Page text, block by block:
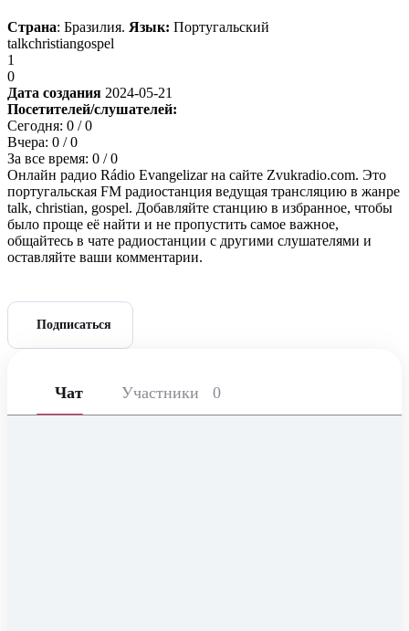
Страна: Бразилия. Язык: Португальский
talkchristiangospel
1
0
Дата создания 2024-05-21
Посетителей/слушателей:
Сегодня: 0 / 0
Вчера: 0 / 0
За все время: 0 / 0
Онлайн радио Rádio Evangelizar на сайте Zvukradio.com. Это
португальская FM радиостанция ведущая трансляцию в жанре
talk, christian, gospel. Добавляйте станцию в избранное, чтобы
было проще её найти и не пропустить самое важное,
общайтесь в чате радиостанции с другими слушателями и
оставляйте ваши комментарии.
Подписаться
Чат Участники 0